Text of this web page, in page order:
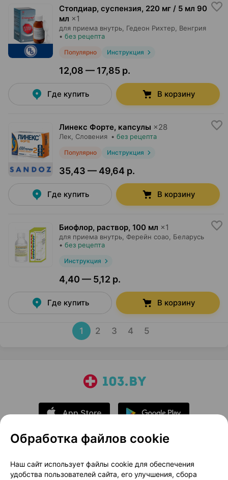
Стопдиар, суспензия, 220 мг / 5 мл 90
мл ×1
для приема внутрь, Гедеон Рихтер , Венгрия
• без рецепта
Популярно Инструкция
12,08 — 17,85 р.
Где купить В корзину
Линекс Форте, капсулы ×28
Лек , Словения • без рецепта
Популярно Инструкция
35,43 — 49,64 р.
Где купить В корзину
Биофлор, раствор, 100 мл ×1
для приема внутрь, Ферейн соао , Беларусь
• без рецепта
Инструкция
4,40 — 5,12 р.
Где купить В корзину
1 2 3 4 5
О проекте
Новости проекта
Размещение рекламы
Медицинский маркетинг
Обработка файлов cookie
Наш сайт использует файлы cookie для обеспечения
удобства пользователей сайта, его улучшения, сбора